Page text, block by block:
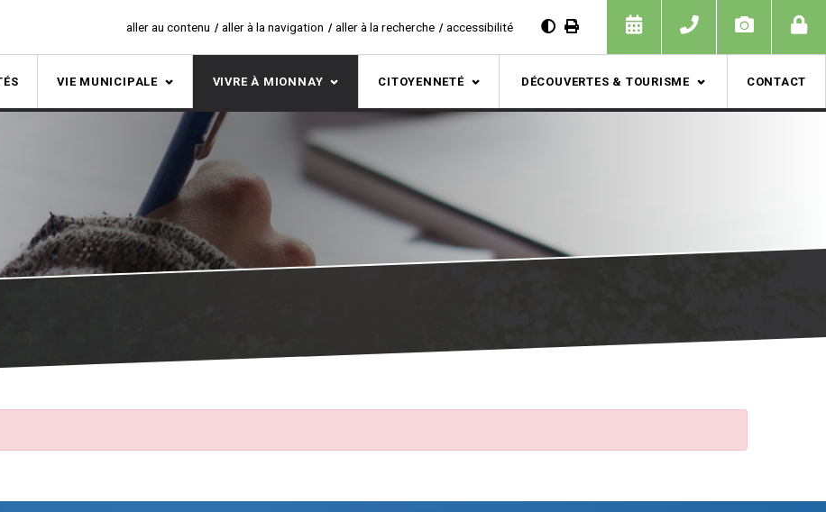
aller au contenu aller à la navigation aller à la recherche accessibilité
VIE MUNICIPALE VIVRE À MIONNAY CITOYENNETÉ DÉCOUVERTES & TOURISME CONTACT